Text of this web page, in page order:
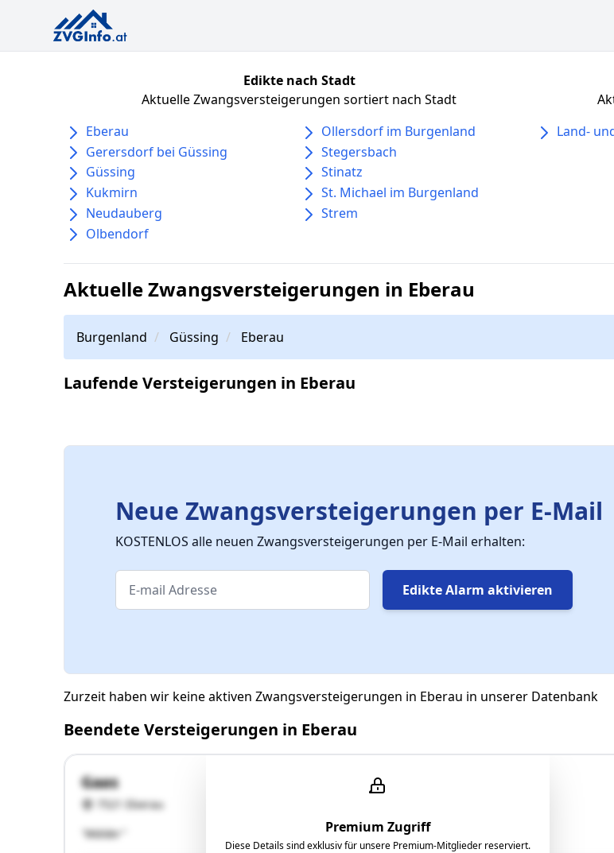
Edikte nach Stadt
Aktuelle Zwangsversteigerungen sortiert nach Stadt
Eberau
Gerersdorf bei Güssing
Güssing
Kukmirn
Neudauberg
Olbendorf
Ollersdorf im Burgenland
Stegersbach
Stinatz
St. Michael im Burgenland
Strem
Land-
Aktuelle Zwangsversteigerungen in Eberau
Burgenland Güssing Eberau
Laufende Versteigerungen in Eberau
Neue Zwangsversteigerungen per E-Mail
KOSTENLOS alle neuen Zwangsversteigerungen per E-Mail erhalten:
Edikte Alarm aktivieren
Zurzeit haben wir keine aktiven Zwangsversteigerungen in Eberau in unserer Datenbank
Beendete Versteigerungen in Eberau
Premium Zugriff
Diese Details sind exklusiv für unsere Premium-Mitglieder reserviert.
Gaas
7521 Eberau
"Wälder"